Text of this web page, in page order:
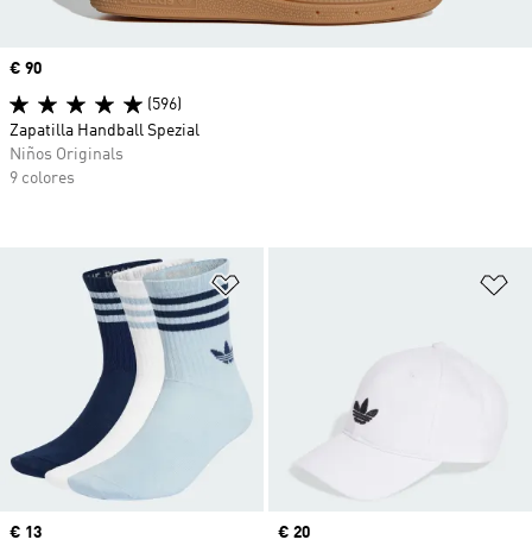
Precio
€ 13
Precio
€ 20
Precio
€ 90
(596)
Zapatilla Handball Spezial
Niños Originals
9 colores